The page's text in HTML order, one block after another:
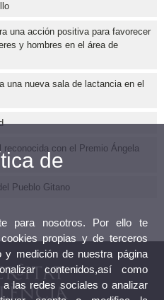
una acción positiva para favorecer
y hombres en el área de
una nueva sala de lactancia en el
con el Premio Ángela
Pueblo Gitano
de
para nosotros. Por ello te
propias y de terceros
y medición de nuestra página
contenidos,así como
a las redes sociales o analizar